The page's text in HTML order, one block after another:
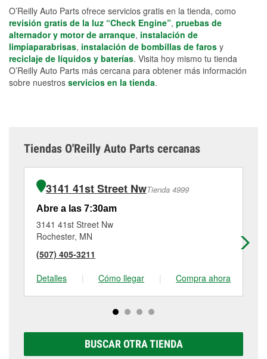
O’Reilly Auto Parts ofrece servicios gratis en la tienda, como
revisión gratis de la luz “Check Engine”, pruebas de
alternador y motor de arranque, instalación de
limpiaparabrisas, instalación de bombillas de faros y
reciclaje de líquidos y baterías. Visita hoy mismo tu tienda
O’Reilly Auto Parts más cercana para obtener más información
sobre nuestros servicios en la tienda.
Tiendas O'Reilly Auto Parts cercanas
3141 41st Street NwTienda 4999
Abre a las 7:30am
3141 41st Street Nw
Rochester, MN
(507) 405-3211
Detalles
| Cómo llegar | Compra ahora
BUSCAR OTRA TIENDA